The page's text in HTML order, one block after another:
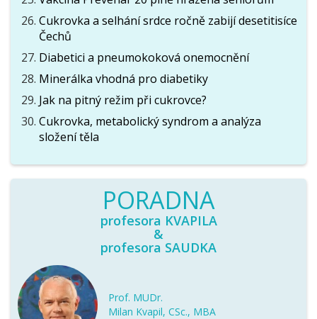
Cukrovka a selhání srdce ročně zabijí desetitisíce
Čechů
Diabetici a pneumokoková onemocnění
Minerálka vhodná pro diabetiky
Jak na pitný režim při cukrovce?
Cukrovka, metabolický syndrom a analýza
složení těla
PORADNA
profesora KVAPILA
&
profesora SAUDKA
Prof. MUDr.
Milan Kvapil, CSc., MBA